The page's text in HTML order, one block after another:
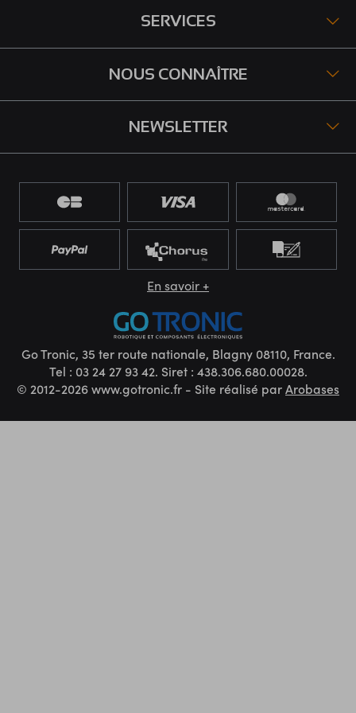
SERVICES
NOUS CONNAÎTRE
NEWSLETTER
En savoir +
Go Tronic, 35 ter route nationale, Blagny 08110, France.
Tel : 03 24 27 93 42. Siret : 438.306.680.00028.
© 2012-2026 www.gotronic.fr - Site réalisé parArobases